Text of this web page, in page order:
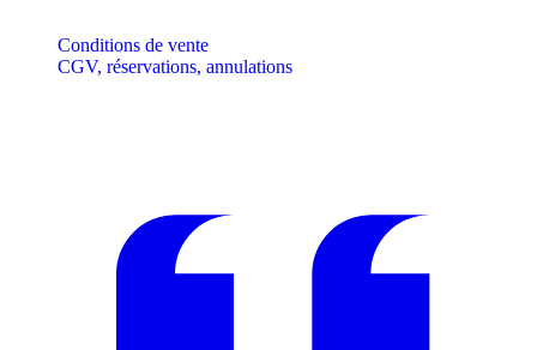
Conditions de vente
CGV, réservations, annulations